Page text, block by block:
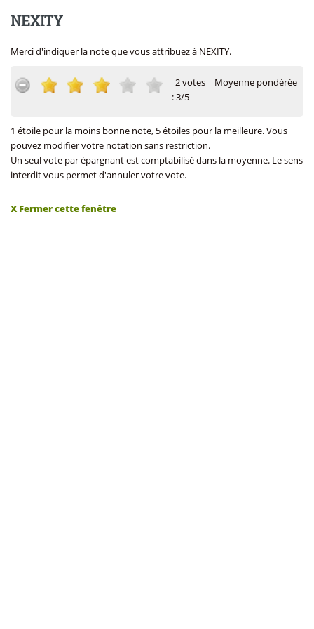
NEXITY
Merci d'indiquer la note que vous attribuez à NEXITY.
2 votes
Moyenne pondérée
: 3/5
1 étoile pour la moins bonne note, 5 étoiles pour la meilleure. Vous
pouvez modifier votre notation sans restriction.
Un seul vote par épargnant est comptabilisé dans la moyenne. Le sens
interdit vous permet d'annuler votre vote.
X Fermer cette fenêtre